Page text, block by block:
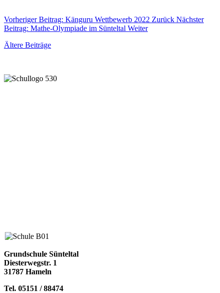
Vorheriger Beitrag: Känguru Wettbewerb 2022 Zurück Nächster
Beitrag: Mathe-Olympiade im Sünteltal Weiter
Ältere Beiträge
Grundschule Sünteltal
Diesterwegstr. 1
31787 Hameln
Tel. 05151 / 88474